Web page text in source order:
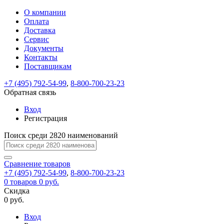
ВходРегистрация
Только
test@example.com
отправлена
по
ней
для
регистрации.
Ок
Только
Запомнить
меня
Забыли
Восстановление
пароля
Заполните
форму.
Мы
отправим
ссылку
на
указанный
электронный
адрес,
перейдя
по
которой
вы
новый
На
вашу
test@test.ru
отправлена
ссылка.
Перейдите
по
для
смены
пароля.
Введите
новый
пароль
Сменить
Пароль
успешно
Войти
Обратная
связь
Сообщение
пользовательского
соглашения
Ваше
сообщение
успешно
О компании
Оплата
Доставка
Сервис
Документы
Контакты
Поставщикам
+7 (495) 792-54-99, 8-800-700-23-23
Обратная связь
Вход
Регистрация
Поиск среди 2820 наименований
Сравнение товаров
+7 (495) 792-54-99, 8-800-700-23-23
0 товаров 0 руб.
Скидка
0 руб.
Вход